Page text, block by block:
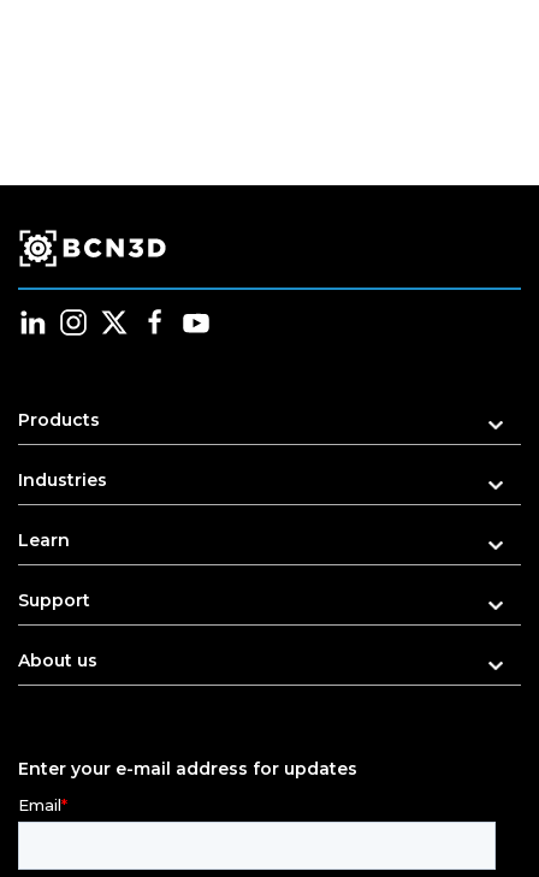
Products
Industries
Learn
Support
About us
Enter your e-mail address for updates